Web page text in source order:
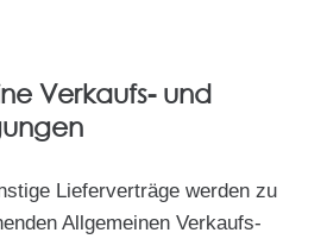
Verkaufs- und
Lieferverträge werden zu
Allgemeinen Verkaufs-